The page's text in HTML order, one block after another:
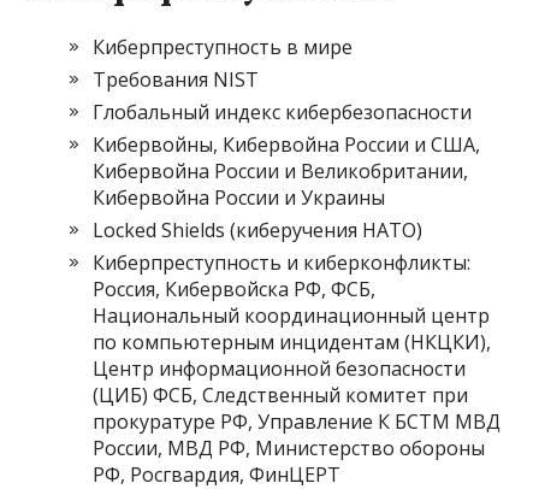
Киберпреступность в мире
Требования NIST
Глобальный индекс кибербезопасности
Кибервойны, Кибервойна России и США,
Кибервойна России и Великобритании,
Кибервойна России и Украины
Locked Shields (киберучения НАТО)
Киберпреступность и киберконфликты:
Россия, Кибервойска РФ, ФСБ,
Национальный координационный центр
по компьютерным инцидентам (НКЦКИ),
Центр информационной безопасности
(ЦИБ) ФСБ, Следственный комитет при
прокуратуре РФ, Управление К БСТМ МВД
России, МВД РФ, Министерство обороны
РФ, Росгвардия, ФинЦЕРТ